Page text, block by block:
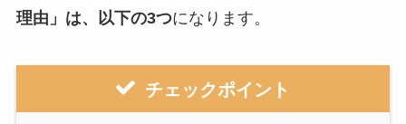
理由」は、以下の3つになります。
チェックポイント